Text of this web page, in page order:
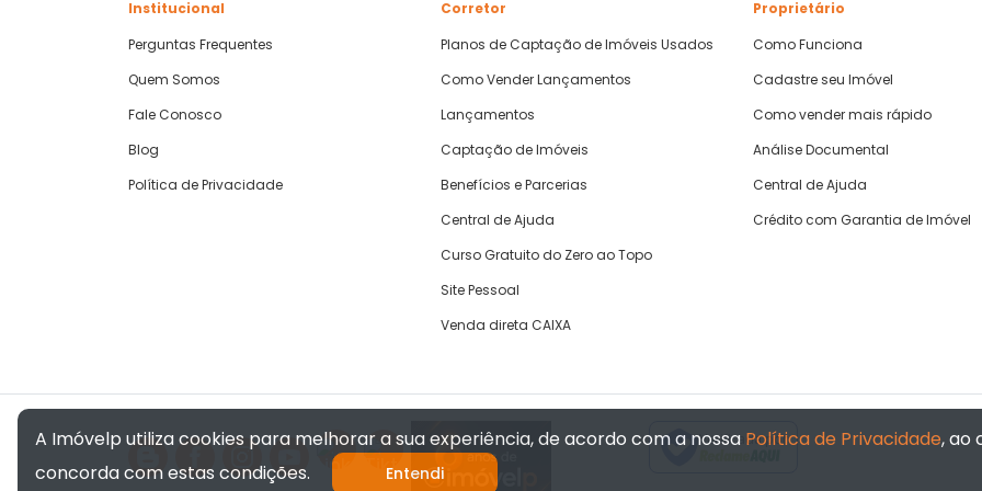
Institucional
Perguntas Frequentes
Quem Somos
Fale Conosco
Blog
Política de Privacidade
Corretor
Planos de Captação de Imóveis Usados
Como Vender Lançamentos
Lançamentos
Captação de Imóveis
Benefícios e Parcerias
Central de Ajuda
Curso Gratuito do Zero ao Topo
Site Pessoal
Venda direta CAIXA
Proprietário
Como Funciona
Cadastre seu Imóvel
Como vender mais rápido
Análise Documental
Central de Ajuda
Crédito com Garantia de Imóvel
Verificada por
A Imóvelp utiliza cookies para melhorar a sua experiência, de acordo com a nossa Política de Privacidade, ao
concorda com estas condições.
Entendi